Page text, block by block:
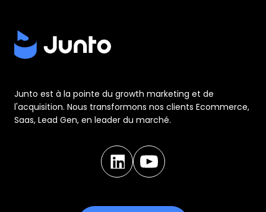
Junto est à la pointe du growth marketing et de
l'acquisition. Nous transformons nos clients Ecommerce,
Saas, Lead Gen, en leader du marché.